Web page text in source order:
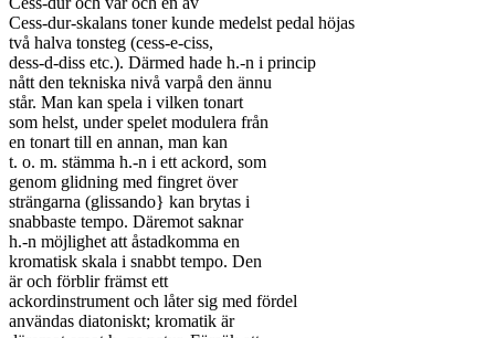
Cess-dur-skalans toner kunde medelst pedal höjas
två halva tonsteg (cess-e-ciss,
dess-d-diss etc.). Därmed hade h.-n i princip
nått den tekniska nivå varpå den ännu
står. Man kan spela i vilken tonart
som helst, under spelet modulera från
en tonart till en annan, man kan
t. o. m. stämma h.-n i ett ackord, som
genom glidning med fingret över
strängarna (glissando} kan brytas i
snabbaste tempo. Däremot saknar
h.-n möjlighet att åstadkomma en
kromatisk skala i snabbt tempo. Den
är och förblir främst ett
ackordinstrument och låter sig med fördel
användas diatoniskt; kromatik är